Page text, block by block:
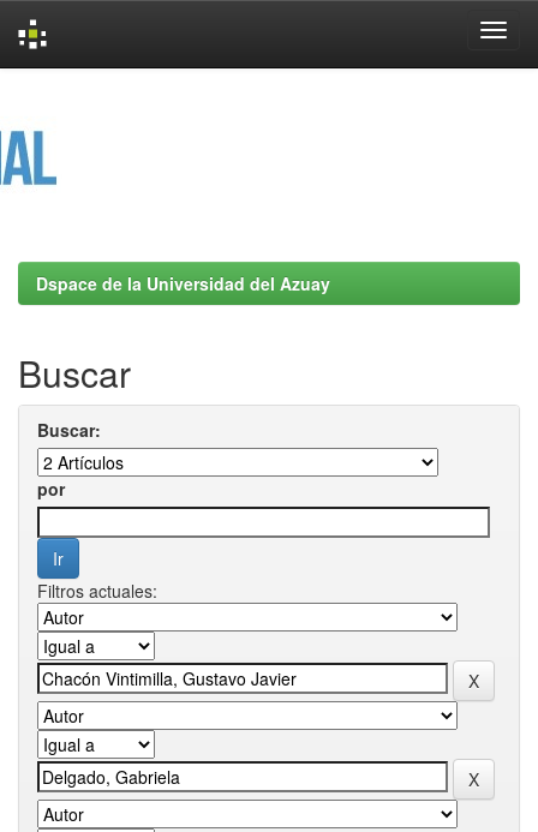
Dspace de la Universidad del Azuay
Buscar
Buscar:
por
Filtros actuales: